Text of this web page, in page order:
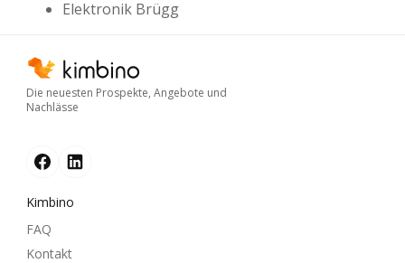
Elektronik Brügg
Die neuesten Prospekte, Angebote und
Nachlässe
Kimbino
FAQ
Kontakt